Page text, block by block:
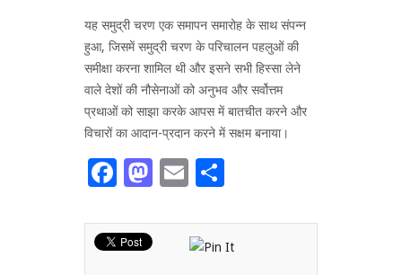
यह समुद्री चरण एक समापन समारोह के साथ संपन्न
हुआ, जिसमें समुद्री चरण के परिचालन पहलुओं की
समीक्षा करना शामिल थी और इसने सभी हिस्सा लेने
वाले देशों की नौसेनाओं को अनुभव और सर्वोत्तम
प्रथाओं को साझा करके आपस में बातचीत करने और
विचारों का आदान-प्रदान करने में सक्षम बनाया।
Facebook
Mastodon
Email